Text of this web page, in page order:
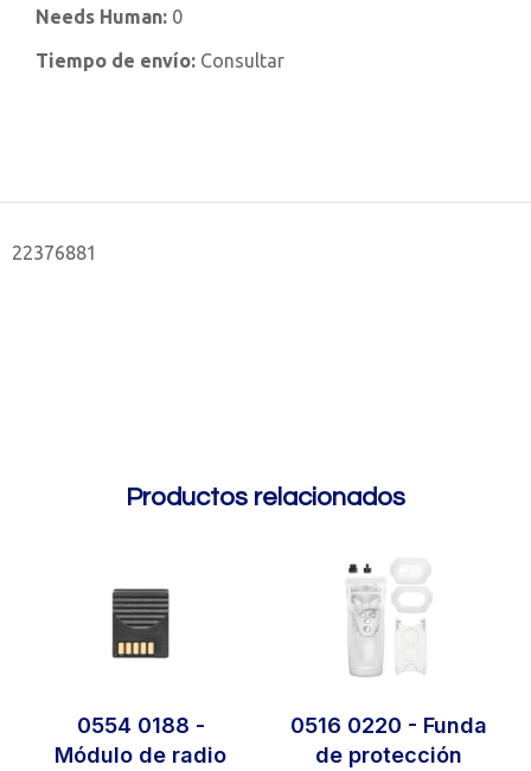
Needs Human: 0
Tiempo de envío: Consultar
22376881
Productos relacionados
0554 0188 -
Módulo de radio
0516 0220 - Funda
de protección